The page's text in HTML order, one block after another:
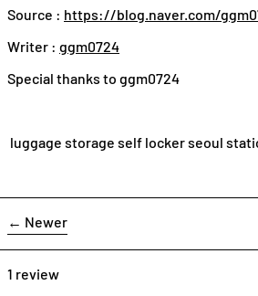
Source : https://blog.naver.com/
Writer : ggm0724
Special thanks to ggm0724
luggage storage self locker seoul
← Newer
1 review